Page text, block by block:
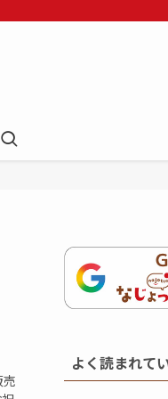
よく読まれて